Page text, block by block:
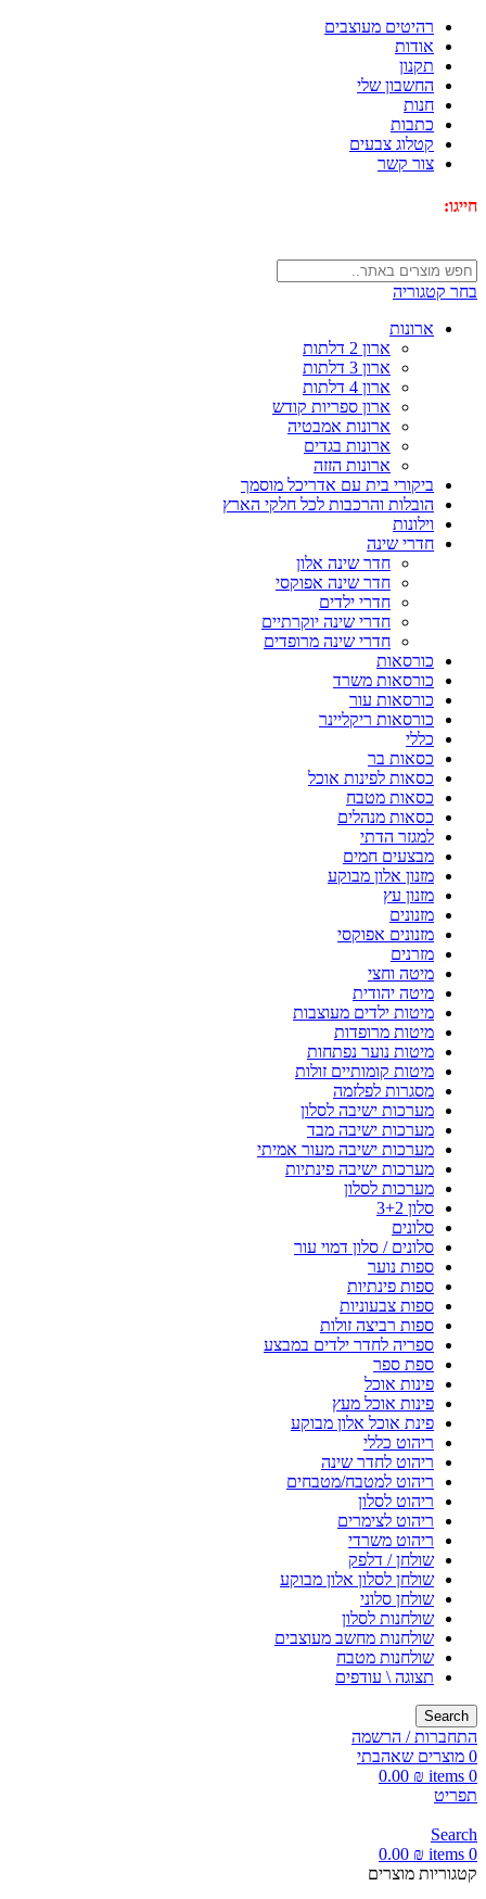
רהיטים מעוצבים
אודות
תקנון
החשבון שלי
חנות
כתבות
קטלוג צבעים
צור קשר
חייגו:
בחר קטגוריה
ארונות
ארון 2 דלתות
ארון 3 דלתות
ארון 4 דלתות
ארון ספריות קודש
ארונות אמבטיה
ארונות בגדים
ארונות הזזה
ביקורי בית עם אדריכל מוסמך
הובלות והרכבות לכל חלקי הארץ
וילונות
חדרי שינה
חדר שינה אלון
חדר שינה אפוקסי
חדרי ילדים
חדרי שינה יוקרתיים
חדרי שינה מרופדים
כורסאות
כורסאות משרד
כורסאות עור
כורסאות ריקליינר
כללי
כסאות בר
כסאות לפינות אוכל
כסאות מטבח
כסאות מנהלים
למגזר הדתי
מבצעים חמים
מזנון אלון מבוקע
מזנון עץ
מזנונים
מזנונים אפוקסי
מזרנים
מיטה וחצי
מיטה יהודית
מיטות ילדים מעוצבות
מיטות מרופדות
מיטות נוער נפתחות
מיטות קומותיים זולות
מסגרות לפלזמה
מערכות ישיבה לסלון
מערכות ישיבה מבד
מערכות ישיבה מעור אמיתי
מערכות ישיבה פינתיות
מערכות לסלון
סלון 3+2
סלונים
סלונים / סלון דמוי עור
ספות נוער
ספות פינתיות
ספות צבעוניות
ספות רביצה זולות
ספריה לחדר ילדים במבצע
ספת ספר
פינות אוכל
פינות אוכל מעץ
פינת אוכל אלון מבוקע
ריהוט כללי
ריהוט לחדר שינה
ריהוט למטבח/מטבחים
ריהוט לסלון
ריהוט לצימרים
ריהוט משרדי
שולחן / דלפק
שולחן לסלון אלון מבוקע
שולחן סלוני
שולחנות לסלון
שולחנות מחשב מעוצבים
שולחנות מטבח
תצוגה \ עודפים
Search
התחברות / הרשמה
0 מוצרים שאהבתי
0
items
0.00 ₪
תפריט
Search
0
items
0.00 ₪
קטגוריות מוצרים